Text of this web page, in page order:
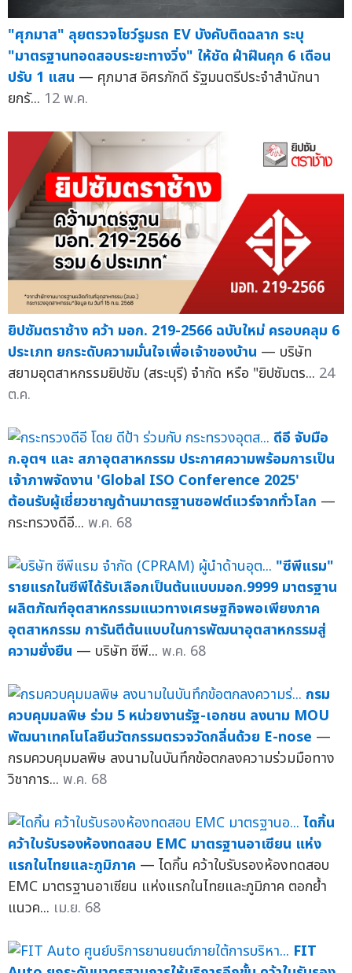
"ศุภมาส" ลุยตรวจโชว์รูมรถ EV บังคับติดฉลาก ระบุ
"มาตรฐานทอดสอบระยะทางวิ่ง" ให้ชัด ฝ่าฝืนคุก 6 เดือน
ปรับ 1 แสน — ศุภมาส อิศรภักดี รัฐมนตรีประจำสำนักนา
ยกรั... 12 พ.ค.
ยิปซัมตราช้าง คว้า มอก. 219-2566 ฉบับใหม่ ครอบคลุม 6
ประเภท ยกระดับความมั่นใจเพื่อเจ้าของบ้าน — บริษัท
สยามอุตสาหกรรมยิปซัม (สระบุรี) จำกัด หรือ "ยิปซัมตร... 24
ต.ค.
ดีอี จับมือ
ก.อุตฯ และ สภาอุตสาหกรรม ประกาศความพร้อมการเป็น
เจ้าภาพจัดงาน 'Global ISO Conference 2025'
ต้อนรับผู้เชี่ยวชาญด้านมาตรฐานซอฟต์แวร์จากทั่วโลก —
กระทรวงดีอี... พ.ค. 68
"ซีพีแรม"
รายแรกในซีพีได้รับเลือกเป็นต้นแบบมอก.9999 มาตรฐาน
ผลิตภัณฑ์อุตสาหกรรมแนวทางเศรษฐกิจพอเพียงภาค
อุตสาหกรรม การันตีต้นแบบในการพัฒนาอุตสาหกรรมสู่
ความยั่งยืน — บริษัท ซีพี... พ.ค. 68
กรม
ควบคุมมลพิษ ร่วม 5 หน่วยงานรัฐ-เอกชน ลงนาม MOU
พัฒนาเทคโนโลยีนวัตกรรมตรวจวัดกลิ่นด้วย E-nose —
กรมควบคุมมลพิษ ลงนามในบันทึกข้อตกลงความร่วมมือทาง
วิชาการ... พ.ค. 68
ไดกิ้น
คว้าใบรับรองห้องทดสอบ EMC มาตรฐานอาเซียน แห่ง
แรกในไทยและภูมิภาค — ไดกิ้น คว้าใบรับรองห้องทดสอบ
EMC มาตรฐานอาเซียน แห่งแรกในไทยและภูมิภาค ตอกย้ำ
แนวค... เม.ย. 68
FIT